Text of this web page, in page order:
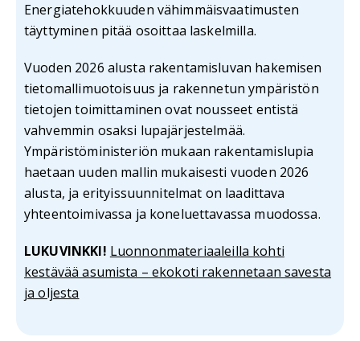
Energiatehokkuuden vähimmäisvaatimusten
täyttyminen pitää osoittaa laskelmilla.
Vuoden 2026 alusta rakentamisluvan hakemisen
tietomallimuotoisuus ja rakennetun ympäristön
tietojen toimittaminen ovat nousseet entistä
vahvemmin osaksi lupajärjestelmää.
Ympäristöministeriön mukaan rakentamislupia
haetaan uuden mallin mukaisesti vuoden 2026
alusta, ja erityissuunnitelmat on laadittava
yhteentoimivassa ja koneluettavassa muodossa.
LUKUVINKKI! Luonnonmateriaaleilla kohti
kestävää asumista – ekokoti rakennetaan savesta
ja oljesta